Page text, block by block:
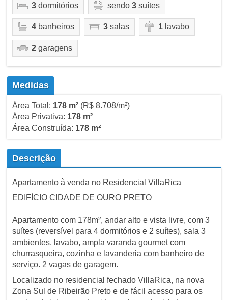
3dormitórios sendo 3suítes
4banheiros 3salas 1lavabo
2garagens
Medidas
Área Total: 178 m²(R$ 8.708/m²)
Área Privativa: 178 m²
Área Construída: 178 m²
Descrição
Apartamento à venda no Residencial VillaRica
EDIFÍCIO CIDADE DE OURO PRETO
Apartamento com 178m², andar alto e vista livre, com 3
suítes (reversível para 4 dormitórios e 2 suítes), sala 3
ambientes, lavabo, ampla varanda gourmet com
churrasqueira, cozinha e lavanderia com banheiro de
serviço. 2 vagas de garagem.
Localizado no residencial fechado VillaRica, na nova
Zona Sul de Ribeirão Preto e de fácil acesso para os